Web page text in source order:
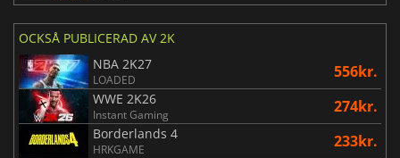
OCKSÅ PUBLICERAD AV 2K
NBA 2K27
LOADED 556kr.
WWE 2K26
Instant Gaming 274kr.
Borderlands 4
HRKGAME 233kr.